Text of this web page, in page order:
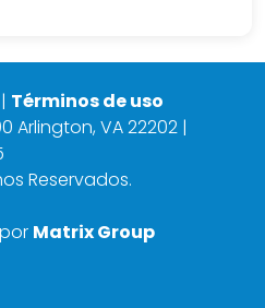
| Términos de uso
Arlington, VA 22202 |
Reservados.
Matrix Group